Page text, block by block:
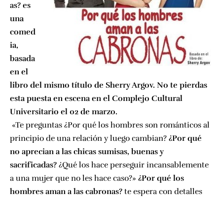
as? es
una
comed
ia,
basada
en el
libro del mismo título de Sherry Argov. No te pierdas
esta puesta en escena en el Complejo Cultural
Universitario el 02 de marzo.
«Te preguntas ¿Por qué los hombres son románticos al
principio de una relación y luego cambian? ¿Por qué
no aprecian a las chicas sumisas, buenas y
sacrificadas? ¿Qué los hace perseguir incansablemente
a una mujer que no les hace caso?» ¿Por qué los
hombres aman a las cabronas? te espera con detalles